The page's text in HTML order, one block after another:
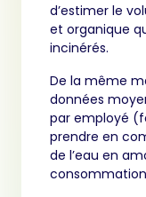
d’estimer le
et organique
incinérés.
De la même
données
par employé
prendre en
de l’eau en